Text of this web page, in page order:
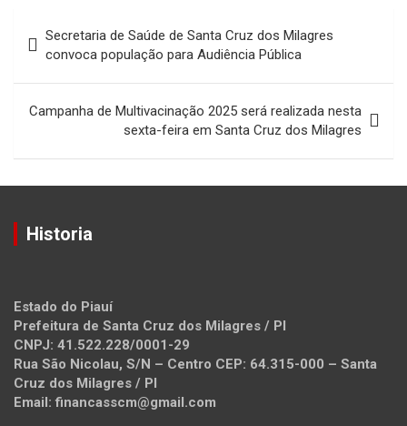
de
Post
Secretaria de Saúde de Santa Cruz dos Milagres
convoca população para Audiência Pública
Campanha de Multivacinação 2025 será realizada nesta
sexta-feira em Santa Cruz dos Milagres
Historia
Estado do Piauí
Prefeitura de Santa Cruz dos Milagres / PI
CNPJ: 41.522.228/0001-29
Rua São Nicolau, S/N – Centro CEP: 64.315-000 – Santa
Cruz dos Milagres / PI
Email: financasscm@gmail.com